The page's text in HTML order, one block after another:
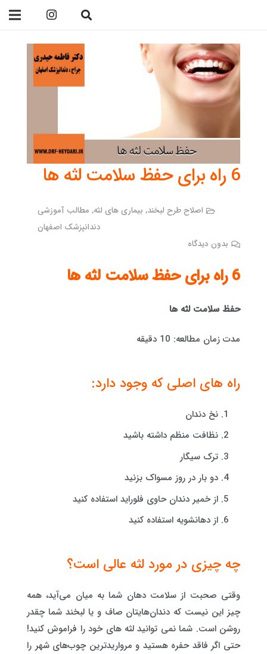
6 راه برای حفظ سلامت لثه ها
اصلاح طرح لبخند, بیماری های لثه, مطالب آموزشی
دندانپزشک اصفهان
بدون دیدگاه
6 راه برای حفظ سلامت لثه ها
حفظ سلامت لثه ها
مدت زمان مطالعه: 10 دقیقه
راه های اصلی که وجود دارد:
نخ دندان
نظافت منظم داشته باشید
ترک سیگار
دو بار در روز مسواک بزنید
از خمیر دندان حاوی فلوراید استفاده کنید
از دهانشویه استفاده کنید
چه چیزی در مورد لثه عالی است؟
وقتی صحبت از سلامت دهان شما به میان می‌آید، همه
چیز این نیست که دندان‌هایتان صاف و یا لبخند شما چقدر
روشن است. شما نمی توانید لثه های خود را فراموش کنید!
حتی اگر فاقد حفره هستید و مرواریدترین چوب‌های شهر را